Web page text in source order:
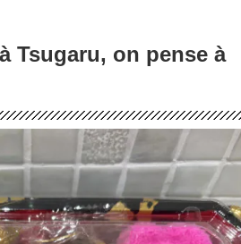
Tsugaru, on pense à